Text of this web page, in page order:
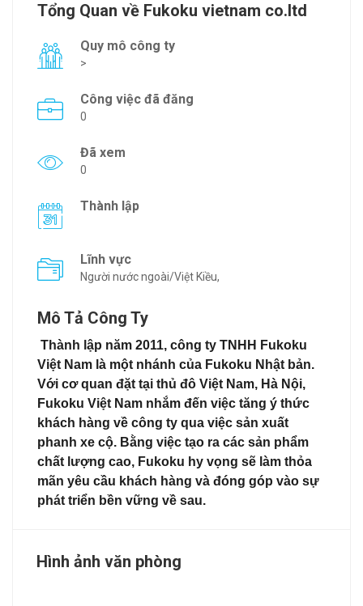
Tổng Quan về Fukoku vietnam co.ltd
Quy mô công ty
>
Công việc đã đăng
0
Đã xem
0
Thành lập
Lĩnh vực
Người nước ngoài/Việt Kiều,
Mô Tả Công Ty
Thành lập năm 2011, công ty TNHH Fukoku
Việt Nam là một nhánh của Fukoku Nhật bản.
Với cơ quan đặt tại thủ đô Việt Nam, Hà Nội,
Fukoku Việt Nam nhắm đến việc tăng ý thức
khách hàng về công ty qua việc sản xuất
phanh xe cộ. Bằng việc tạo ra các sản phẩm
chất lượng cao, Fukoku hy vọng sẽ làm thỏa
mãn yêu cầu khách hàng và đóng góp vào sự
phát triển bền vững về sau.
Hình ảnh văn phòng